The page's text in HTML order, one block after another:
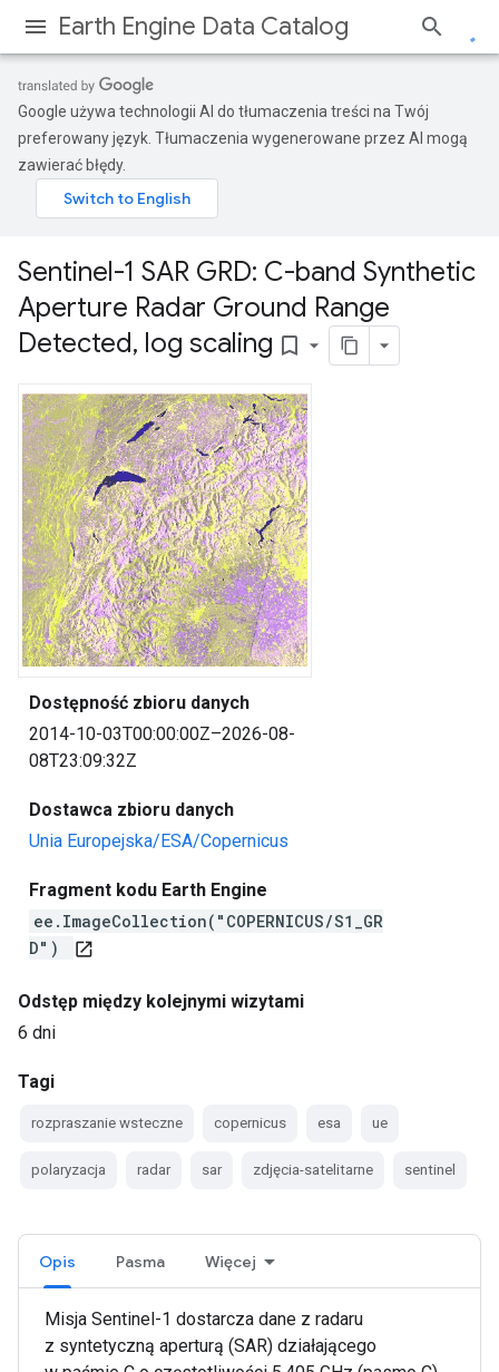
Earth Engine Data Catalog
Google używa technologii AI do tłumaczenia treści na Twój
preferowany język. Tłumaczenia wygenerowane przez AI mogą
zawierać błędy.
Sentinel-1 SAR GRD: C-band Synthetic
Aperture Radar Ground Range
Detected, log scaling bookmark_border
Dostępność zbioru danych
2014-10-03T00:00:00Z–2026-08-
08T23:09:32Z
Dostawca zbioru danych
Unia Europejska/ESA/Copernicus
Fragment kodu Earth Engine
ee.ImageCollection("COPERNICUS/S1_GR
D")
open_in_new
Odstęp między kolejnymi wizytami
6 dni
Tagi
rozpraszanie wsteczne copernicus esa ue
polaryzacja radar sar zdjęcia-satelitarne sentinel
Opis Pasma Więcej
Misja Sentinel-1 dostarcza dane z radaru
z syntetyczną aperturą (SAR) działającego